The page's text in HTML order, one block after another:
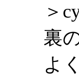
＞
裏
よ